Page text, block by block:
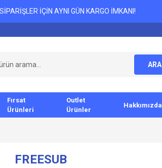
İÇİN AYNI GÜN KARGO İMKANI!
ARA
Fırsat
Ürünleri
Outlet
Ürünler
Hakkımızda
FREESUB